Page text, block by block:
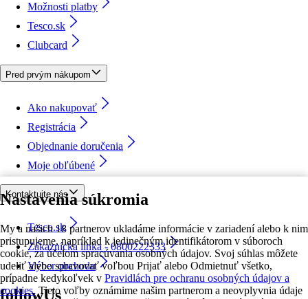
Nastavenia súkromia
My a našich 18 partnerov ukladáme informácie v zariadení alebo k nim
pristupujeme, napríklad k jedinečným identifikátorom v súboroch
cookie, za účelom spracúvania osobných údajov. Svoj súhlas môžete
udeliť alebo spravovať voľbou Prijať alebo Odmietnuť všetko,
prípadne kedykoľvek v Pravidlách pre ochranu osobných údajov a
cookies. Tieto voľby oznámime našim partnerom a neovplyvnia údaje
Možnosti platby
Tesco.sk
Clubcard
Pred prvým nákupom
Ako nakupovať
Registrácia
Objednanie doručenia
Moje obľúbené
Kontaktujte nás
Tesco.sk
Zákaznícka linka - 0800222333
Výber obchodu
followUs